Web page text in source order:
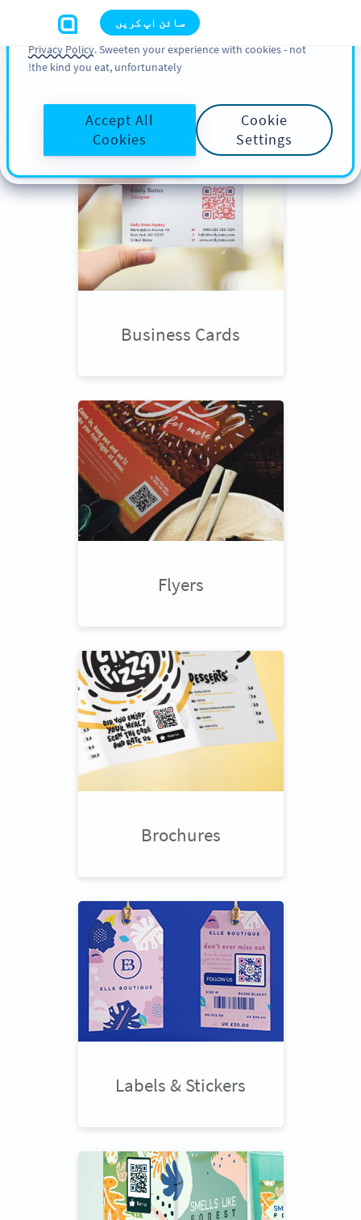
سائن اپ کریں
Scroll down
to see QR Code use
cases
Business Cards
Flyers
Brochures
Labels & Stickers
You can also find more information about cookies, our
analytic activities and your rights in our
Privacy Policy. Sweeten your experience with cookies - not
the kind you eat, unfortunately!
Cookie
Settings
Accept All
Cookies